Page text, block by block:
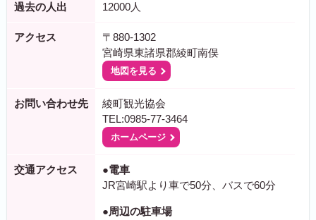
過去の人出 12000人
アクセス
〒880-1302
宮崎県東諸県郡綾町南俣
地図を見る
お問い合わせ先
綾町観光協会
TEL:0985-77-3464
ホームページ
交通アクセス
●電車
JR宮崎駅より車で50分、バスで60分
●周辺の駐車場